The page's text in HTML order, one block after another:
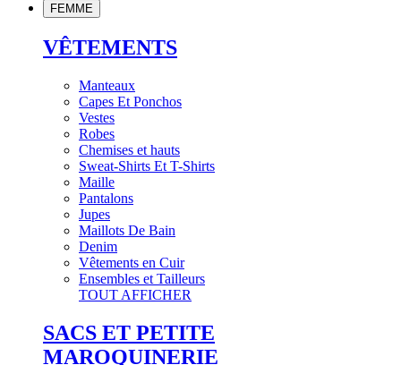
FEMME
VÊTEMENTS
Manteaux
Capes Et Ponchos
Vestes
Robes
Chemises et hauts
Sweat-Shirts Et T-Shirts
Maille
Pantalons
Jupes
Maillots De Bain
Denim
Vêtements en Cuir
Ensembles et Tailleurs
TOUT AFFICHER
SACS ET PETITE
MAROQUINERIE